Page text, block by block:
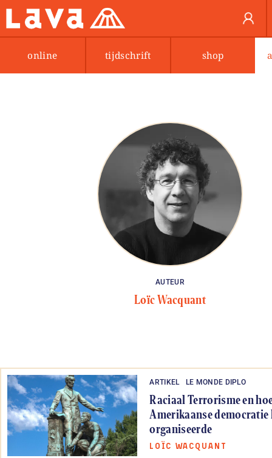
online tijdschrift shop
AUTEUR
Loïc Wacquant
ARTIKEL LE MONDE DIPLO
Raciaal Terrorisme en
Amerikaanse
organiseerde
LOÏC WACQUANT